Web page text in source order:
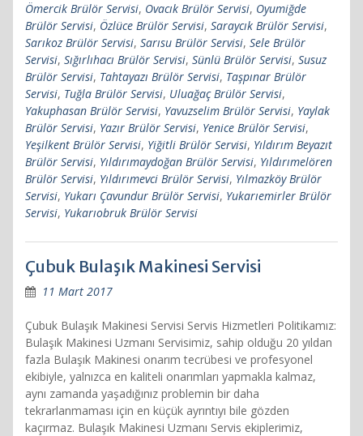
Ömercik Brülör Servisi, Ovacık Brülör Servisi, Oyumiğde
Brülör Servisi, Özlüce Brülör Servisi, Saraycık Brülör Servisi,
Sarıkoz Brülör Servisi, Sarısu Brülör Servisi, Sele Brülör
Servisi, Sığırlıhacı Brülör Servisi, Sünlü Brülör Servisi, Susuz
Brülör Servisi, Tahtayazı Brülör Servisi, Taşpınar Brülör
Servisi, Tuğla Brülör Servisi, Uluağaç Brülör Servisi,
Yakuphasan Brülör Servisi, Yavuzselim Brülör Servisi, Yaylak
Brülör Servisi, Yazır Brülör Servisi, Yenice Brülör Servisi,
Yeşilkent Brülör Servisi, Yiğitli Brülör Servisi, Yıldırım Beyazıt
Brülör Servisi, Yıldırımaydoğan Brülör Servisi, Yıldırımelören
Brülör Servisi, Yıldırımevci Brülör Servisi, Yılmazköy Brülör
Servisi, Yukarı Çavundur Brülör Servisi, Yukarıemirler Brülör
Servisi, Yukarıobruk Brülör Servisi
Çubuk Bulaşık Makinesi Servisi
11 Mart 2017
Çubuk Bulaşık Makinesi Servisi Servis Hizmetleri Politikamız:
Bulaşık Makinesi Uzmanı Servisimiz, sahip olduğu 20 yıldan
fazla Bulaşık Makinesi onarım tecrübesi ve profesyonel
ekibiyle, yalnızca en kaliteli onarımları yapmakla kalmaz,
aynı zamanda yaşadığınız problemin bir daha
tekrarlanmaması için en küçük ayrıntıyı bile gözden
kaçırmaz. Bulaşık Makinesi Uzmanı Servis ekiplerimiz,